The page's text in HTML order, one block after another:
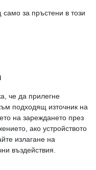
за пръстени в този
че да прилегне
подходящ източник на
на зареждането през
ако устройството
излагане на
въздействия.